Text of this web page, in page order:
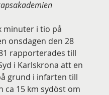
minuter i tio på
onsdagen den 28
rapporterades till
i Karlskrona att en
grund i infarten till
ca 15 km sydöst om